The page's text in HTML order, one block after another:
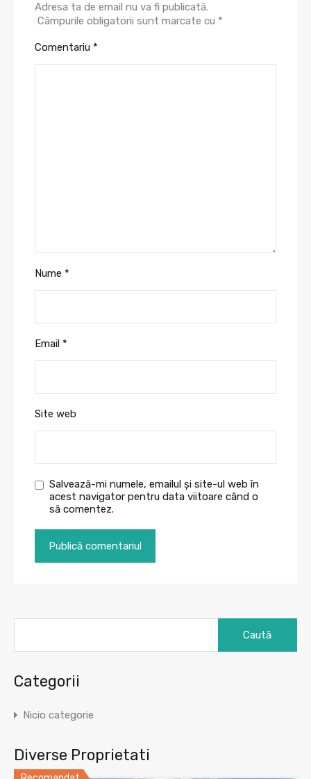
Adresa ta de email nu va fi publicată.
Câmpurile obligatorii sunt marcate cu *
Comentariu *
Nume *
Email *
Site web
Salvează-mi numele, emailul și site-ul web în
acest navigator pentru data viitoare când o
să comentez.
Categorii
Nicio categorie
Diverse Proprietati